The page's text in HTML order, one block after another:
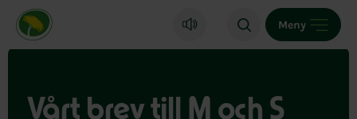
Miljöpartiet de gröna, startsida
Meny
Vårt brev till M och S